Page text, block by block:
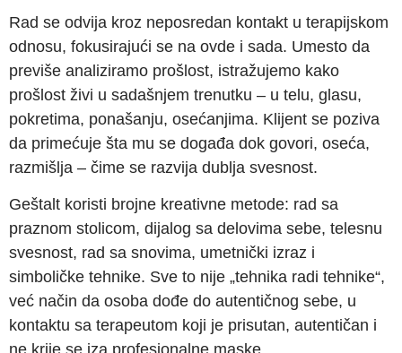
Rad se odvija kroz neposredan kontakt u terapijskom
odnosu, fokusirajući se na ovde i sada. Umesto da
previše analiziramo prošlost, istražujemo kako
prošlost živi u sadašnjem trenutku – u telu, glasu,
pokretima, ponašanju, osećanjima. Klijent se poziva
da primećuje šta mu se događa dok govori, oseća,
razmišlja – čime se razvija dublja svesnost.
Geštalt koristi brojne kreativne metode: rad sa
praznom stolicom, dijalog sa delovima sebe, telesnu
svesnost, rad sa snovima, umetnički izraz i
simboličke tehnike. Sve to nije „tehnika radi tehnike“,
već način da osoba dođe do autentičnog sebe, u
kontaktu sa terapeutom koji je prisutan, autentičan i